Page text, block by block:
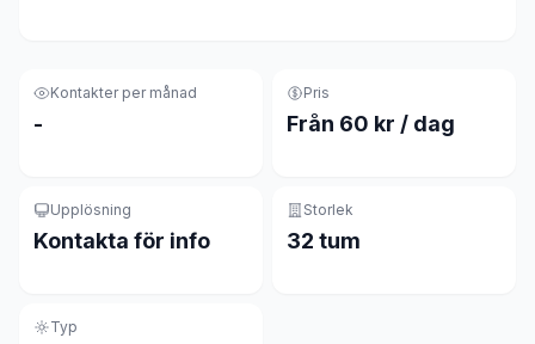
Kontakter per månad
-
Pris
Från 60 kr / dag
Upplösning
Kontakta för info
Storlek
32 tum
Typ